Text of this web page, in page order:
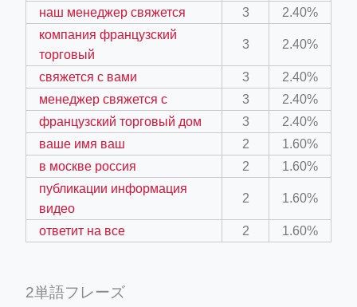
crew-neck-navy-blue/
feed-calculator
shredder-plant-equipment/scrap-shredder-fabrication
наш менеджер свяжется 3
2.40%
компания французский
торговый
3 2.40%
свяжется с вами 3
2.40%
менеджер свяжется с
3
2.40%
французский торговый дом
3
2.40%
ваше имя ваш
2
1.60%
в москве россия
2
1.60%
публикации информация
видео
2 1.60%
ответит на все 2 1.60%
2単語フレーズ